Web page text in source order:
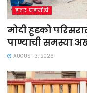
इतर घडामोडी
मोदी हुडको
पाण्याची समस्या
AUGUST 3, 2026